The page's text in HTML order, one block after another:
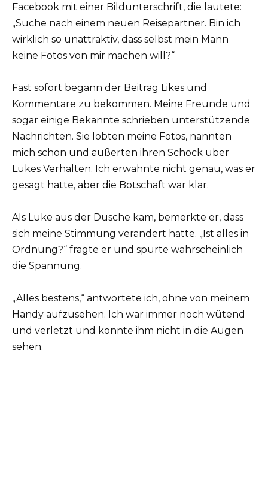
Facebook mit einer Bildunterschrift, die lautete:
„Suche nach einem neuen Reisepartner. Bin ich
wirklich so unattraktiv, dass selbst mein Mann
keine Fotos von mir machen will?“
Fast sofort begann der Beitrag Likes und
Kommentare zu bekommen. Meine Freunde und
sogar einige Bekannte schrieben unterstützende
Nachrichten. Sie lobten meine Fotos, nannten
mich schön und äußerten ihren Schock über
Lukes Verhalten. Ich erwähnte nicht genau, was er
gesagt hatte, aber die Botschaft war klar.
Als Luke aus der Dusche kam, bemerkte er, dass
sich meine Stimmung verändert hatte. „Ist alles in
Ordnung?“ fragte er und spürte wahrscheinlich
die Spannung.
„Alles bestens,“ antwortete ich, ohne von meinem
Handy aufzusehen. Ich war immer noch wütend
und verletzt und konnte ihm nicht in die Augen
sehen.